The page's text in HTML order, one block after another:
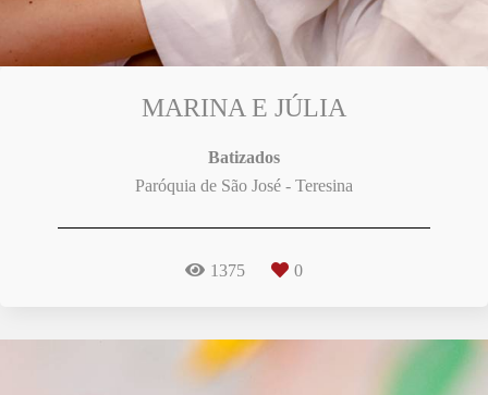
MARINA E JÚLIA
Batizados
Paróquia de São José - Teresina
1375 0